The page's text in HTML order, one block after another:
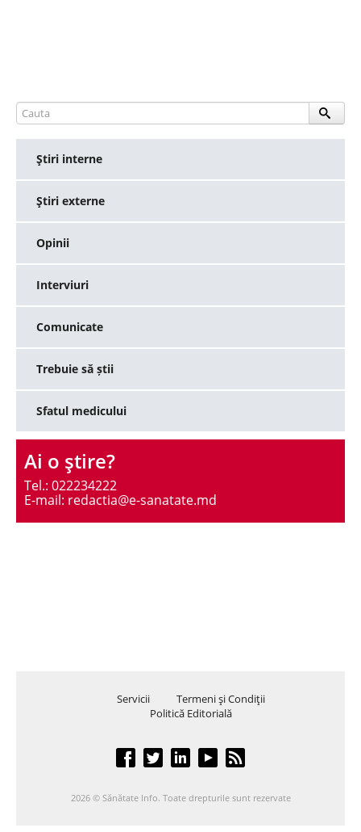
Ştiri interne
Ştiri externe
Opinii
Interviuri
Comunicate
Trebuie să știi
Sfatul medicului
Ai o ştire?
Tel.: 022234222
E-mail: redactia@e-sanatate.md
Servicii
Termeni şi Condiţii
Politică Editorială
2026 © Sănătate Info. Toate drepturile sunt rezervate